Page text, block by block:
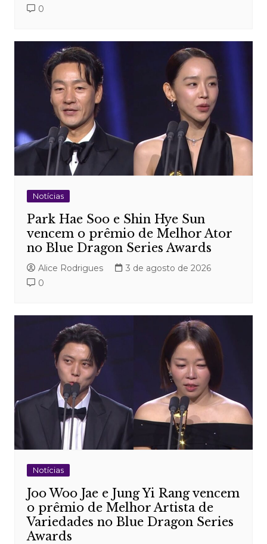
0
Notícias
Park Hae Soo e Shin Hye Sun
vencem o prêmio de Melhor Ator
no Blue Dragon Series Awards
Alice Rodrigues
3 de agosto de 2026
0
Notícias
Joo Woo Jae e Jung Yi Rang vencem
o prêmio de Melhor Artista de
Variedades no Blue Dragon Series
Awards